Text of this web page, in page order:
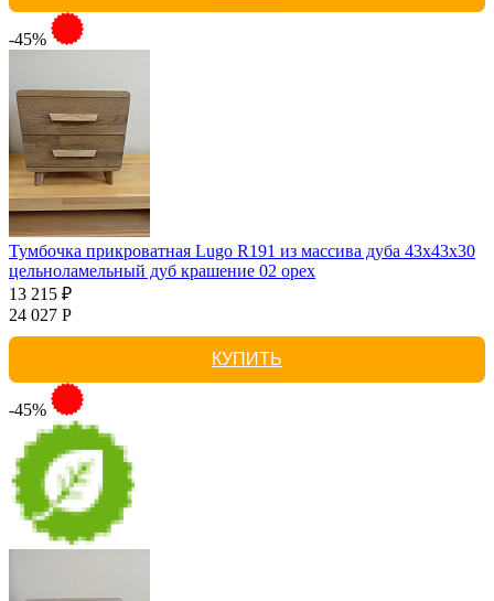
-45%
Тумбочка прикроватная Lugo R191 из массива дуба 43х43х30
цельноламельный дуб крашение 02 орех
13 215 ₽
24 027 Р
КУПИТЬ
-45%